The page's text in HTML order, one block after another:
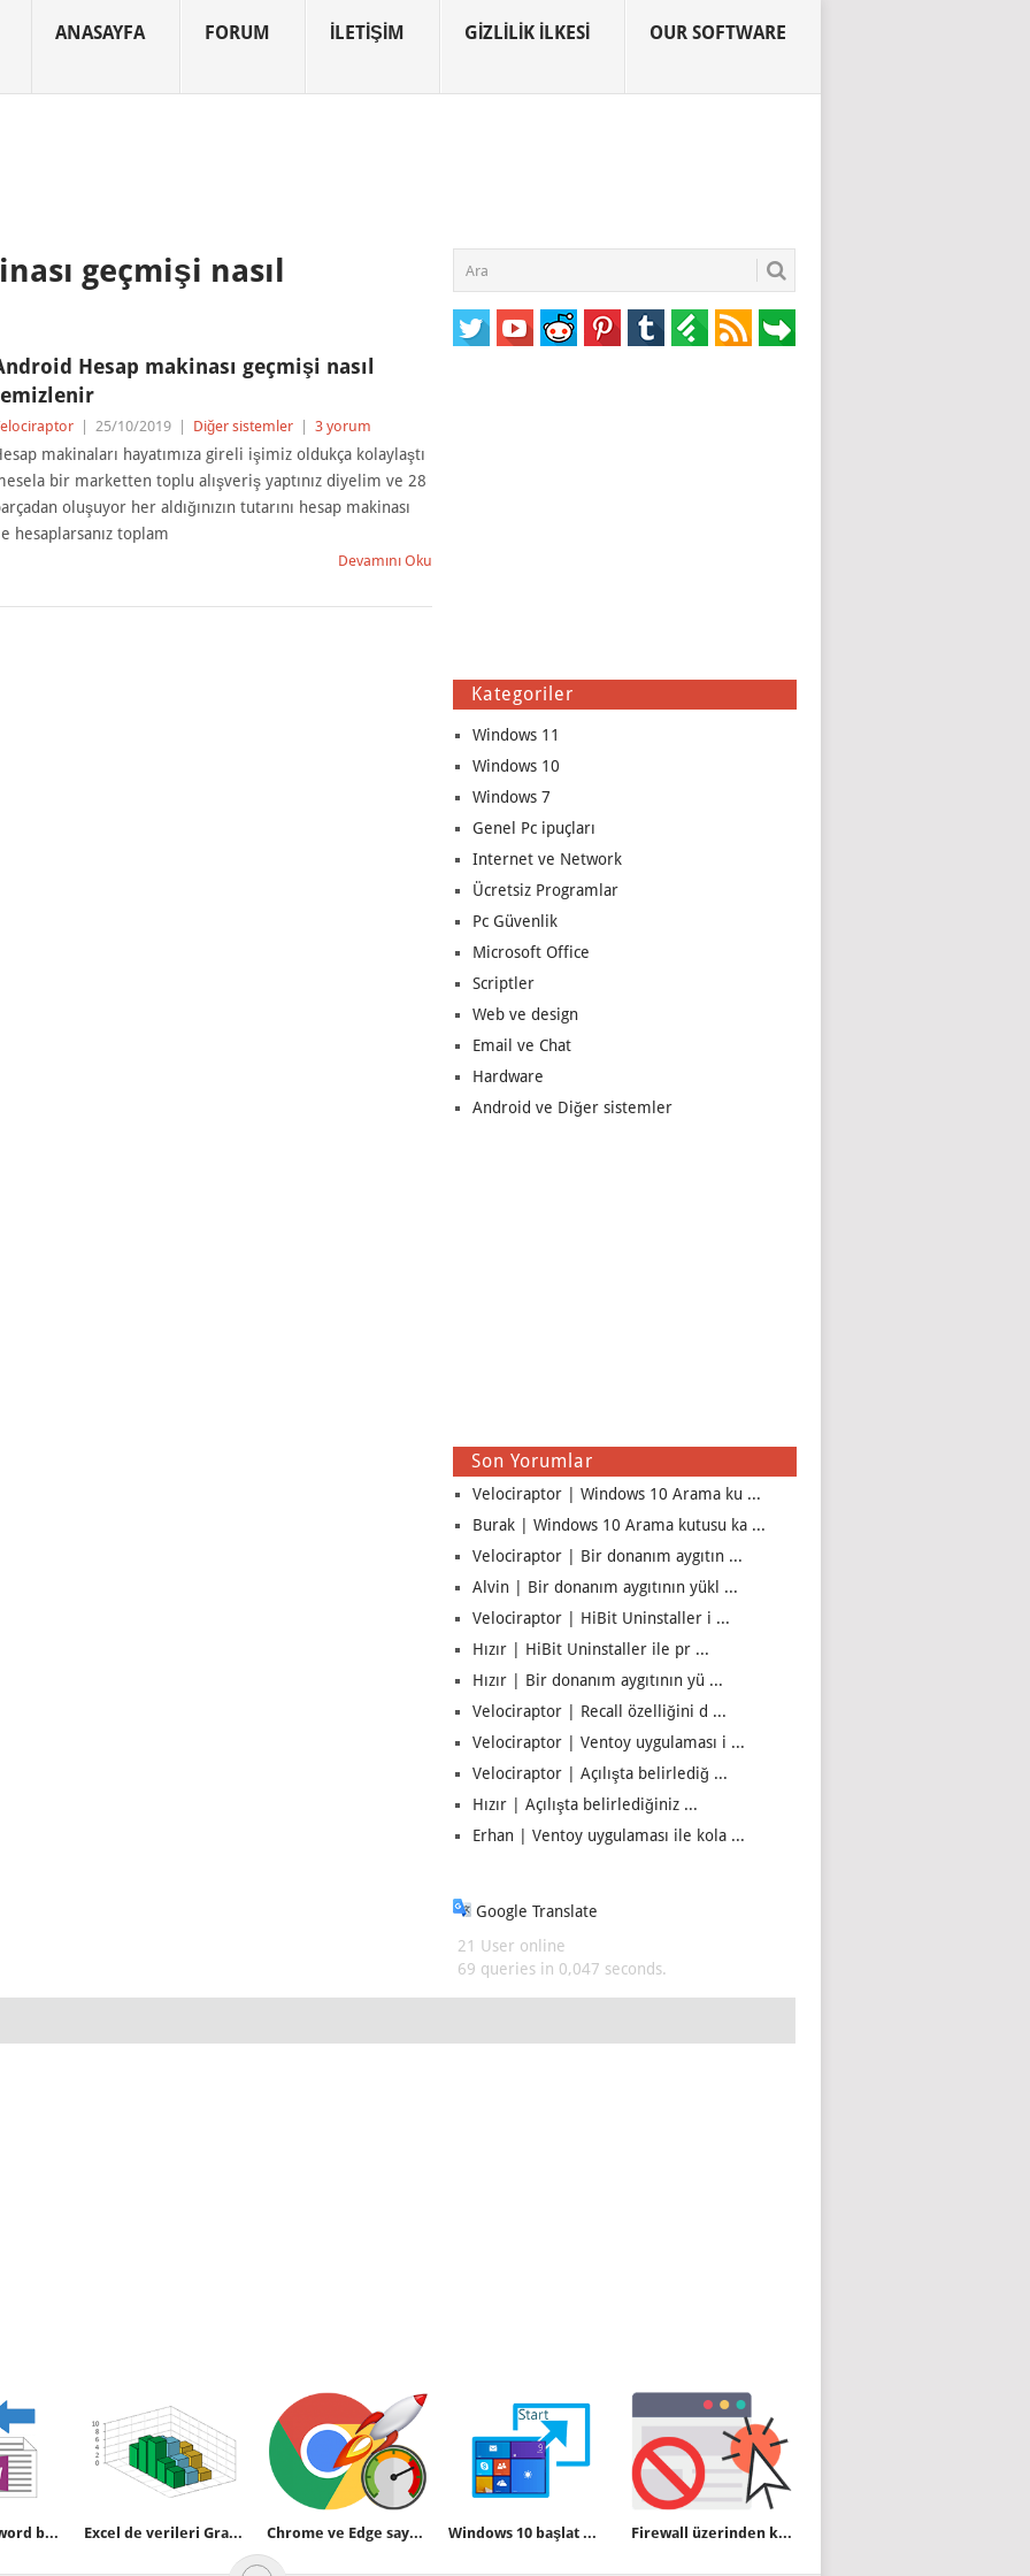
ANASAYFA FORUM İLETIŞIM GIZLILIK İLKESI OUR SOFTWARE
geçmişi nasıl
Hesap makinası geçmişi nasıl
25/10/2019 Diğer sistemler 3 yorum
makinaları hayatımıza gireli işimiz oldukça kolaylaştı
bir marketten toplu alışveriş yaptınız diyelim ve 28
oluşuyor her aldığınızın tutarını hesap makinası
hesaplarsanız toplam
Devamını Oku
Kategoriler
Windows 11
Windows 10
Windows 7
Genel Pc ipuçları
Internet ve Network
Ücretsiz Programlar
Pc Güvenlik
Microsoft Office
Scriptler
Web ve design
Email ve Chat
Hardware
Android ve Diğer sistemler
Son Yorumlar
Velociraptor | Windows 10 Arama ku ...
Burak | Windows 10 Arama kutusu ka ...
Velociraptor | Bir donanım aygıtın ...
Alvin | Bir donanım aygıtının yükl ...
Velociraptor | HiBit Uninstaller i ...
Hızır | HiBit Uninstaller ile pr ...
Hızır | Bir donanım aygıtının yü ...
Velociraptor | Recall özelliğini d ...
Velociraptor | Ventoy uygulaması i ...
Velociraptor | Açılışta belirlediğ ...
Hızır | Açılışta belirlediğiniz ...
Erhan | Ventoy uygulaması ile kola ...
Google Translate
21 User online
69 queries in 0,047 seconds.
İki Microsoft word belgesini karşılaştıralım Excel de verileri Grafik haline getirelim Chrome ve Edge sayfaları daha hızlı yüklesin Windows 10 başlat menüsü tam ekran olsun Firewall üzerinden kolayca web sitesi yasaklayın